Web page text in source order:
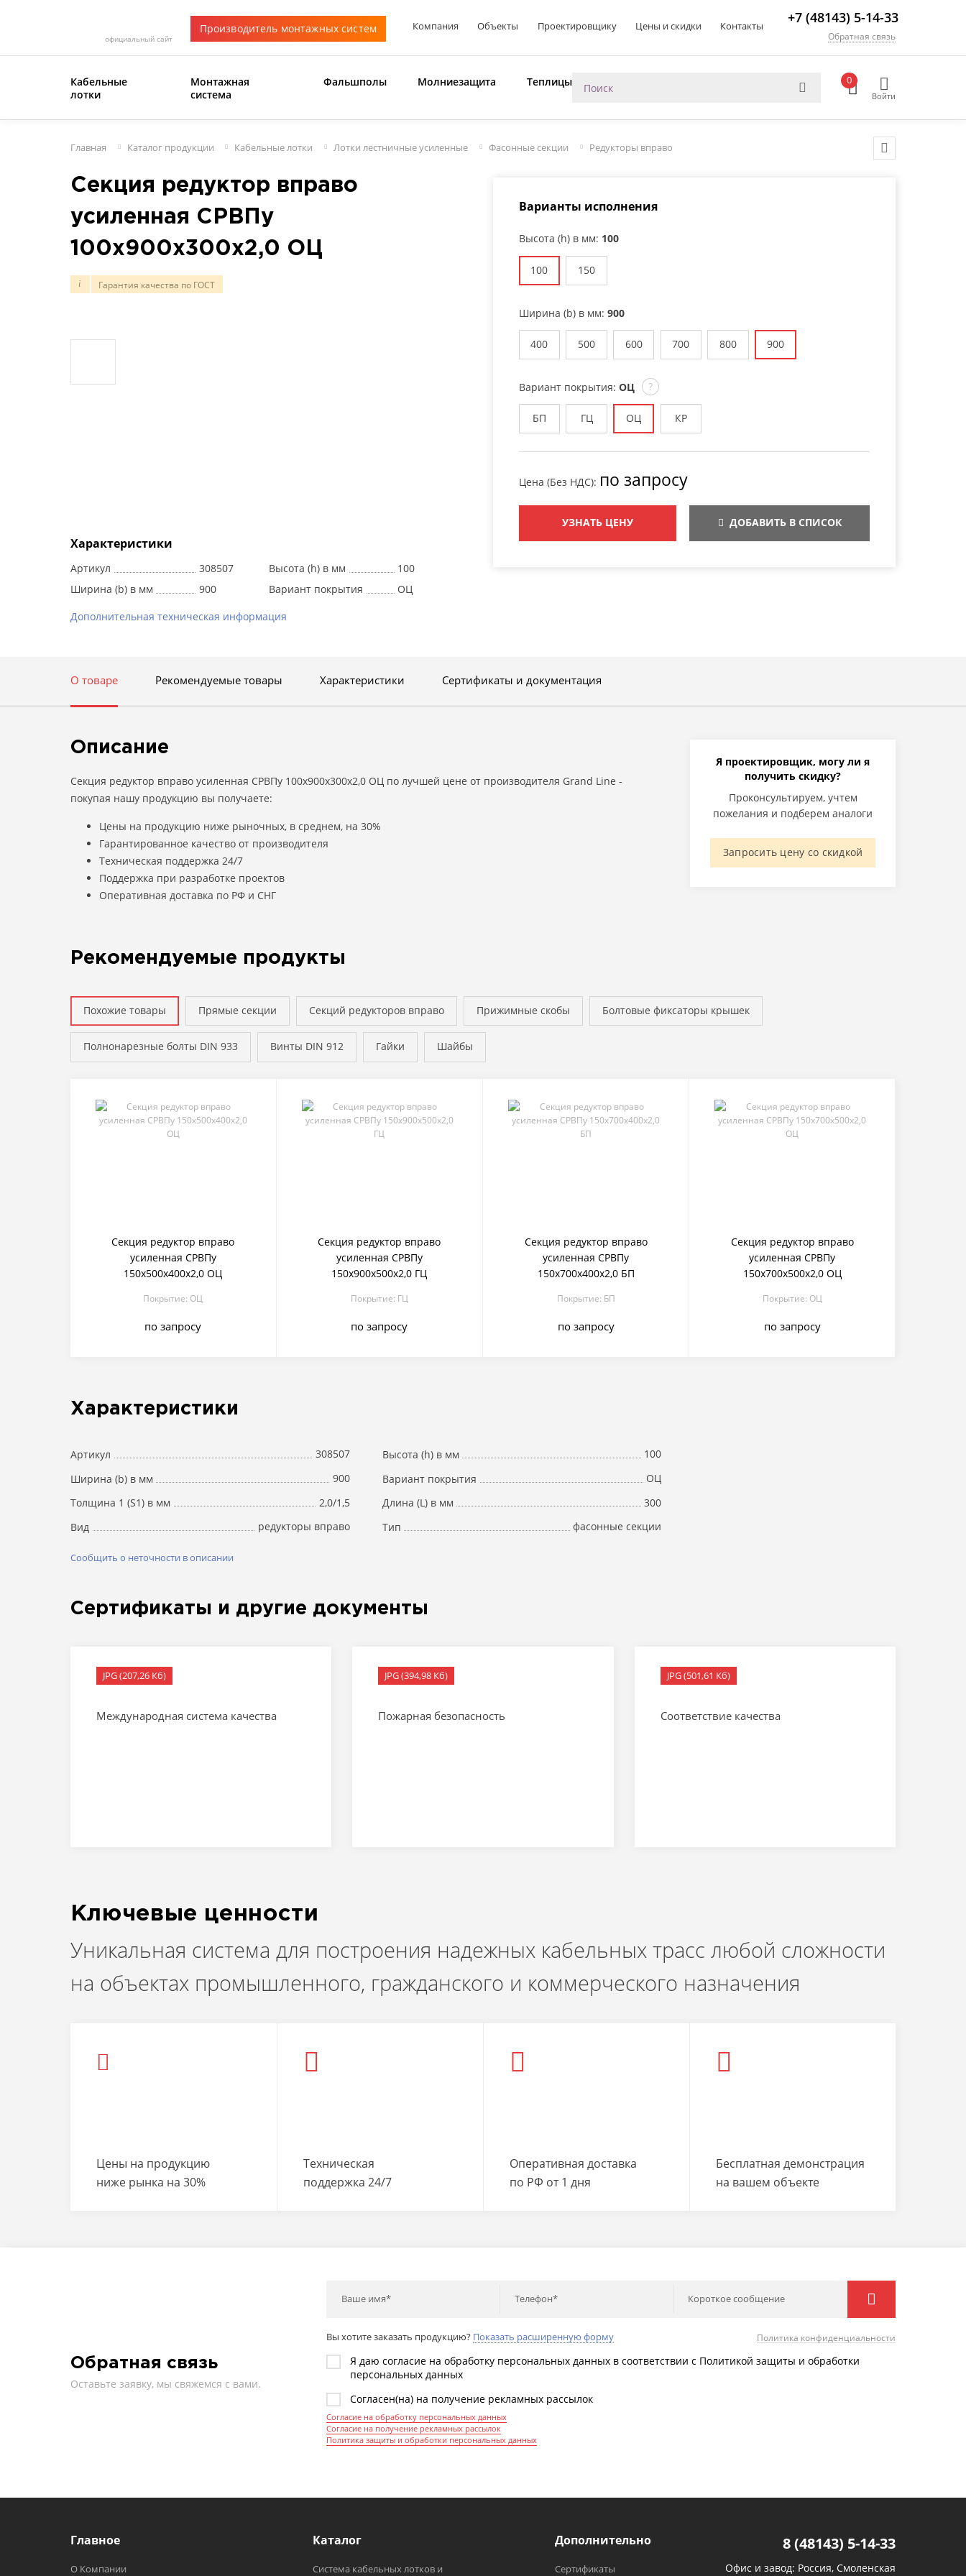
официальный сайт
Производитель монтажных систем Компания Объекты Проектировщику Цены и скидки Контакты
+7 (48143) 5-14-33
Обратная связь
Кабельные
лотки
Монтажная
система
Фальшполы Молниезащита Теплицы 0
Войти
Главная Каталог продукции Кабельные лотки Лотки лестничные усиленные Фасонные секции Редукторы вправо
Секция редуктор вправо
усиленная СРВПу
100х900х300х2,0 ОЦ
i Гарантия качества по ГОСТ
Характеристики
Артикул 308507 Высота (h) в мм
100
Ширина (b) в мм
900 Вариант покрытия ОЦ
Дополнительная техническая информация
Варианты исполнения
Высота (h) в мм: 100
100 150
Ширина (b) в мм: 900
400 500 600 700 800 900
Вариант покрытия: ОЦ ?
БП ГЦ ОЦ КР
Цена (Без НДС): по запросу
УЗНАТЬ ЦЕНУ ДОБАВИТЬ В СПИСОК
О товаре Рекомендуемые товары Характеристики Сертификаты и документация
Я проектировщик, могу ли я
получить скидку?
Проконсультируем, учтем
пожелания и подберем аналоги
Запросить цену со скидкой
Описание
Секция редуктор вправо усиленная СРВПу 100х900х300х2,0 ОЦ по лучшей цене от производителя Grand Line -
покупая нашу продукцию вы получаете:
Цены на продукцию ниже рыночных, в среднем, на 30%
Гарантированное качество от производителя
Техническая поддержка 24/7
Поддержка при разработке проектов
Оперативная доставка по РФ и СНГ
Рекомендуемые продукты
Похожие товары Прямые секции Секций редукторов вправо Прижимные скобы Болтовые фиксаторы крышек
Полнонарезные болты DIN 933 Винты DIN 912 Гайки Шайбы
Секция редуктор вправо
усиленная СРВПу
150х500х400х2,0 ОЦ
Покрытие: ОЦ
по запросу
Секция редуктор вправо
усиленная СРВПу
150х900х500х2,0 ГЦ
Покрытие: ГЦ
по запросу
Секция редуктор вправо
усиленная СРВПу
150х700х400х2,0 БП
Покрытие: БП
по запросу
Секция редуктор вправо
усиленная СРВПу
150х700х500х2,0 ОЦ
Покрытие: ОЦ
по запросу
Характеристики
Артикул 308507 Высота (h) в мм
100
Ширина (b) в мм
900 Вариант покрытия
ОЦ
Толщина 1 (S1) в мм
2,0/1,5 Длина (L) в мм
300
Вид
редукторы вправо Тип фасонные секции
Сообщить о неточности в описании
Сертификаты и другие документы
JPG (207,26 Кб)
Международная система качества
JPG (394,98 Кб)
Пожарная безопасность
JPG (501,61 Кб)
Соответствие качества
Ключевые ценности
Уникальная система для построения надежных кабельных трасс любой сложности
на объектах промышленного, гражданского и коммерческого назначения
Цены на продукцию
ниже рынка на 30%
Техническая
поддержка 24/7
Оперативная доставка
по РФ от 1 дня
Бесплатная демонстрация
на вашем объекте
Обратная связь
Оставьте заявку, мы свяжемся с вами.
Ваше имя* Телефон* Короткое сообщение
Вы хотите заказать продукцию? Показать расширенную форму Политика конфиденциальности
Я даю согласие на обработку персональных данных в соответствии с Политикой защиты и обработки
персональных данных
Согласен(на) на получение рекламных рассылок
Согласие на обработку персональных данных
Согласие на получение рекламных рассылок
Политика защиты и обработки персональных данных
Главное
О Компании
Каталог
Система кабельных лотков и
Дополнительно
Сертификаты
8 (48143) 5-14-33
Офис и завод: Россия, Смоленская